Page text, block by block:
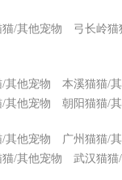
/其他宠物 弓长岭猫
其他宠物 本溪猫猫/
其他宠物 朝阳猫猫/
其他宠物 广州猫猫/
/其他宠物 武汉猫猫